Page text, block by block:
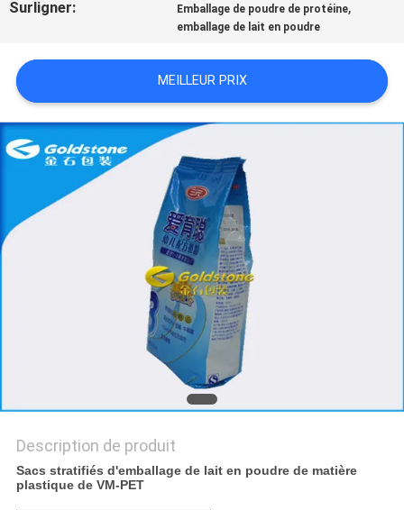
CONTACTER
NOUVELLES
DEMANDEZ
UN
DEVIS
PLAN
Surligner: Emballage de poudre de protéine,
emballage de lait en poudre
MEILLEUR PRIX
Description de produit
Sacs stratifiés d'emballage de lait en poudre de matière
plastique de VM-PET